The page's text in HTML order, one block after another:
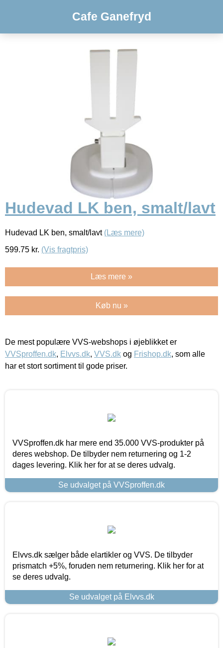
Cafe Ganefryd
Hudevad LK ben, smalt/lavt
Hudevad LK ben, smalt/lavt (Læs mere)
599.75 kr. (Vis fragtpris)
Læs mere »
Køb nu »
De mest populære VVS-webshops i øjeblikket er
VVSproffen.dk, Elvvs.dk, VVS.dk og Frishop.dk, som alle
har et stort sortiment til gode priser.
VVSproffen.dk har mere end 35.000 VVS-produkter på
deres webshop. De tilbyder nem returnering og 1-2
dages levering. Klik her for at se deres udvalg.
Se udvalget på VVSproffen.dk
Elvvs.dk sælger både elartikler og VVS. De tilbyder
prismatch +5%, foruden nem returnering. Klik her for at
se deres udvalg.
Se udvalget på Elvvs.dk